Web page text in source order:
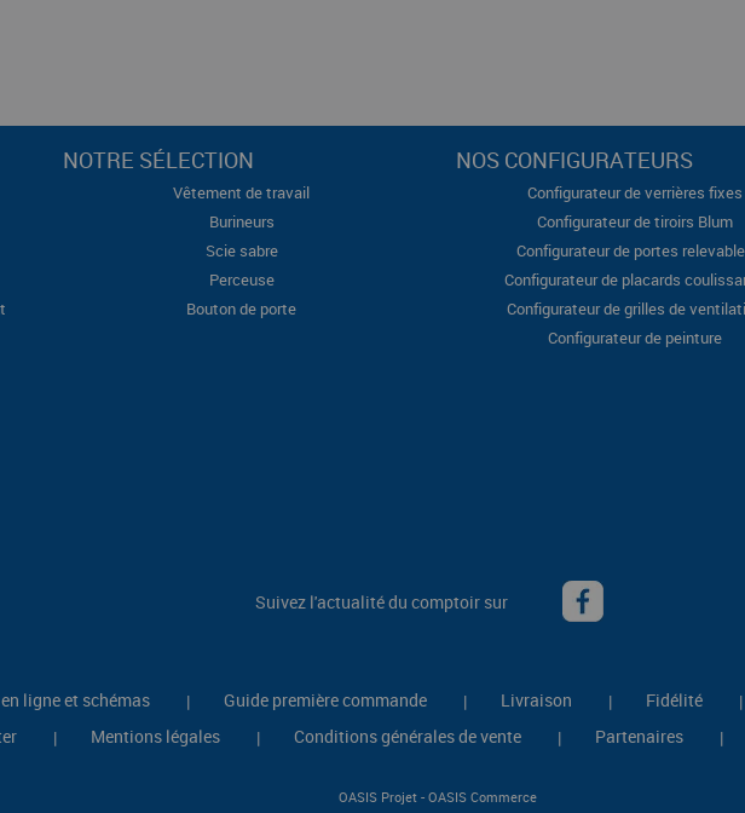
NOTRE SÉLECTION
Vêtement de travail
Burineurs
Scie sabre
Perceuse
Bouton de porte
NOS CONFIGURATEURS
Configurateur de verrières fixes
Configurateur de tiroirs Blum
Configurateur de portes
Configurateur de placards
Configurateur de grilles de
Configurateur de peinture
Suivez l'actualité du comptoir sur
ligne et schémas | Guide première commande | Livraison | Fidélité |
| Mentions légales | Conditions générales de vente | Partenaires |
OASIS Projet - OASIS Commerce